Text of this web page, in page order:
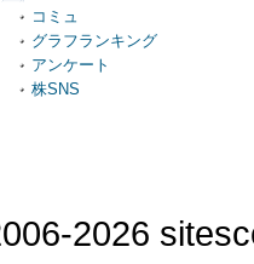
コミュ
グラフランキング
アンケート
株SNS
2026